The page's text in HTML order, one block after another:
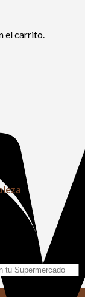
el carrito.